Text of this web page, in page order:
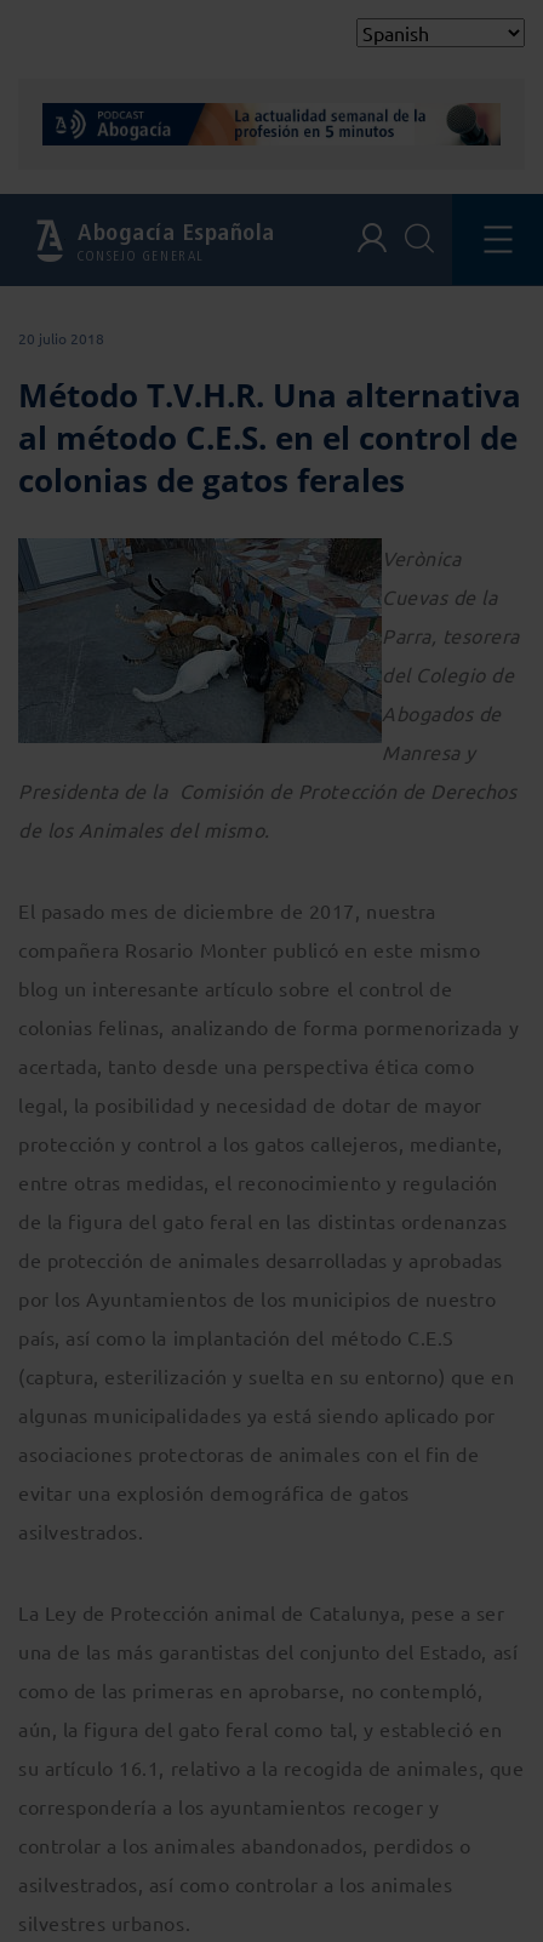
Abogacía Española
CONSEJO GENERAL
20 julio 2018
Método T.V.H.R. Una alternativa
al método C.E.S. en el control de
colonias de gatos ferales
Verònica
Cuevas de la
Parra, tesorera
del Colegio de
Abogados de
Manresa y
Presidenta de la Comisión de Protección de Derechos
de los Animales del mismo.
El pasado mes de diciembre de 2017, nuestra
compañera Rosario Monter publicó en este mismo
blog un interesante artículo sobre el control de
colonias felinas, analizando de forma pormenorizada y
acertada, tanto desde una perspectiva ética como
legal, la posibilidad y necesidad de dotar de mayor
protección y control a los gatos callejeros, mediante,
entre otras medidas, el reconocimiento y regulación
de la figura del gato feral en las distintas ordenanzas
de protección de animales desarrolladas y aprobadas
por los Ayuntamientos de los municipios de nuestro
país, así como la implantación del método C.E.S
(captura, esterilización y suelta en su entorno) que en
algunas municipalidades ya está siendo aplicado por
asociaciones protectoras de animales con el fin de
evitar una explosión demográfica de gatos
asilvestrados.
La Ley de Protección animal de Catalunya, pese a ser
una de las más garantistas del conjunto del Estado, así
como de las primeras en aprobarse, no contempló,
aún, la figura del gato feral como tal, y estableció en
su artículo 16.1, relativo a la recogida de animales, que
correspondería a los ayuntamientos recoger y
controlar a los animales abandonados, perdidos o
asilvestrados, así como controlar a los animales
silvestres urbanos.